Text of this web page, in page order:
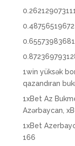
1win yüksək
qazandıran
1xBet Az
Azərbaycan,
1xBet
166